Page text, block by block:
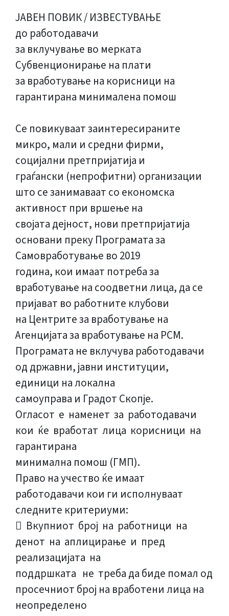
ЈАВЕН ПОВИК / ИЗВЕСТУВАЊЕ
до работодавачи
за вклучување во мерката
Субвенционирање на плати
за вработување на корисници на
гарантирана минималена помош
Се повикуваат заинтересираните
микро, мали и средни фирми,
социјални претпријатија и
граѓански (непрофитни) организации
што се занимаваат со економска
активност при вршење на
својата дејност, нови претпријатија
основани преку Програмата за
Самовработување во 2019
година, кои имаат потреба за
вработување на соодветни лица, да се
пријават во работните клубови
на Центрите за вработување на
Агенцијата за вработување на РСМ.
Програмата не вклучува работодавачи
од државни, јавни институции,
единици на локална
самоуправа и Градот Скопје.
Огласот е наменет за работодавачи
кои ќе вработат лица корисници на
гарантирана
минимална помош (ГМП).
Право на учество ќе имаат
работодавачи кои ги исполнуваат
следните критериуми:
 Вкупниот број на работници на
денот на аплицирање и пред
реализацијата на
поддршката не треба да биде помал од
просечниот број на вработени лица на
неопределено